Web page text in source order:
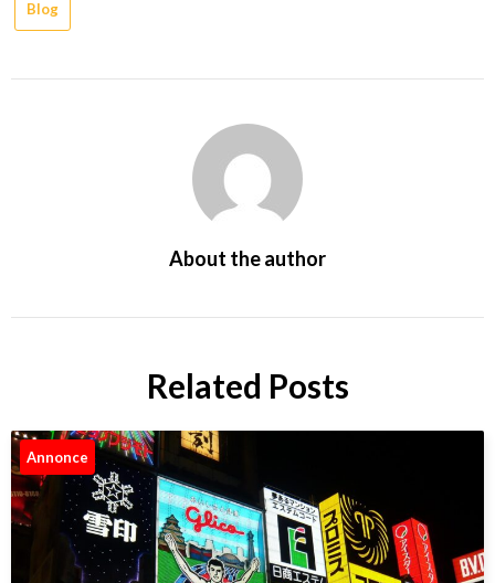
Blog
About the author
Related Posts
Annonce